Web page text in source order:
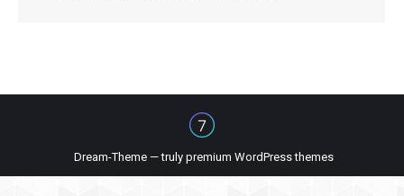
Dream-Theme — truly premium WordPress themes